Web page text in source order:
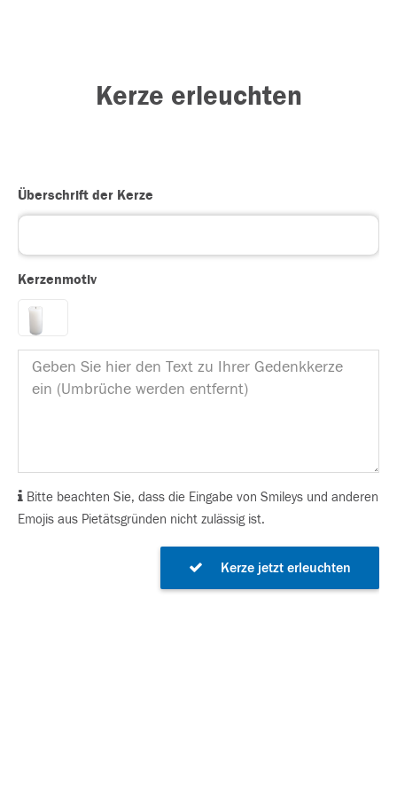
Kerze erleuchten
Überschrift der Kerze
Kerzenmotiv
Bitte beachten Sie, dass die Eingabe von Smileys und anderen
Emojis aus Pietätsgründen nicht zulässig ist.
Kerze jetzt erleuchten